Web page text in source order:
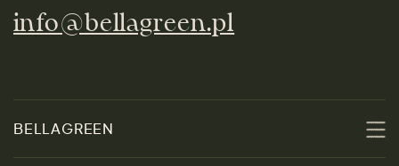
info@bellagreen.pl
BELLAGREEN